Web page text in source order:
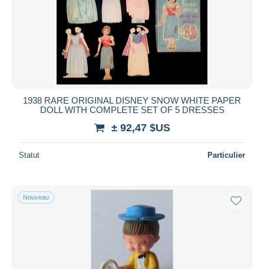
1938 RARE ORIGINAL DISNEY SNOW WHITE PAPER
DOLL WITH COMPLETE SET OF 5 DRESSES
± 92,47 $US
Statut Particulier
Nouveau